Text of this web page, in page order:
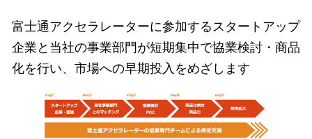
富士通アクセラレーターに参加するスタートアップ
企業と当社の事業部門が短期集中で協業検討・商品
化を行い、市場への早期投入をめざします